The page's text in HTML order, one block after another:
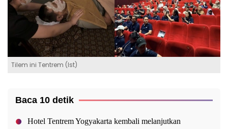
Tilem ini Tentrem (Ist)
Baca 10 detik
Hotel Tentrem Yogyakarta kembali melanjutkan